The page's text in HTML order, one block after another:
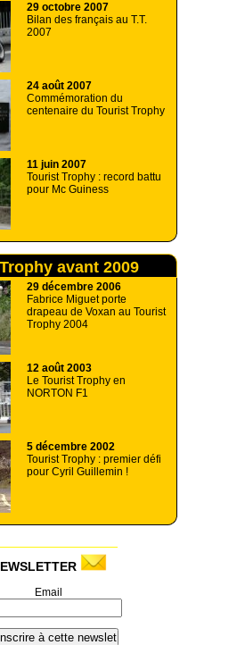
29 octobre 2007
Bilan des français au T.T.
2007
24 août 2007
Commémoration du
centenaire du Tourist Trophy
11 juin 2007
Tourist Trophy : record battu
pour Mc Guiness
avant 2009
29 décembre 2006
Fabrice Miguet porte
drapeau de Voxan au Tourist
Trophy 2004
12 août 2003
Le Tourist Trophy en
NORTON F1
5 décembre 2002
Tourist Trophy : premier défi
pour Cyril Guillemin !
Email